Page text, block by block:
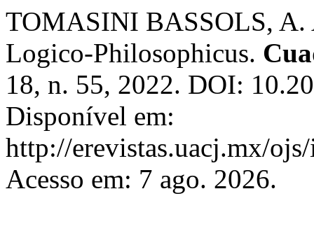
TOMASINI BASSOLS, A.
Logico-Philosophicus.
18, n. 55, 2022. DOI:
Disponível em:
http://erevistas.uacj.mx/
Acesso em: 7 ago. 2026.